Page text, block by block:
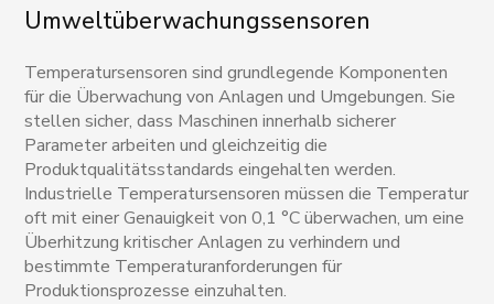
Umweltüberwachungssensoren
Temperatursensoren sind grundlegende Komponenten
für die Überwachung von Anlagen und Umgebungen. Sie
stellen sicher, dass Maschinen innerhalb sicherer
Parameter arbeiten und gleichzeitig die
Produktqualitätsstandards eingehalten werden.
Industrielle Temperatursensoren müssen die Temperatur
oft mit einer Genauigkeit von 0,1 °C überwachen, um eine
Überhitzung kritischer Anlagen zu verhindern und
bestimmte Temperaturanforderungen für
Produktionsprozesse einzuhalten.